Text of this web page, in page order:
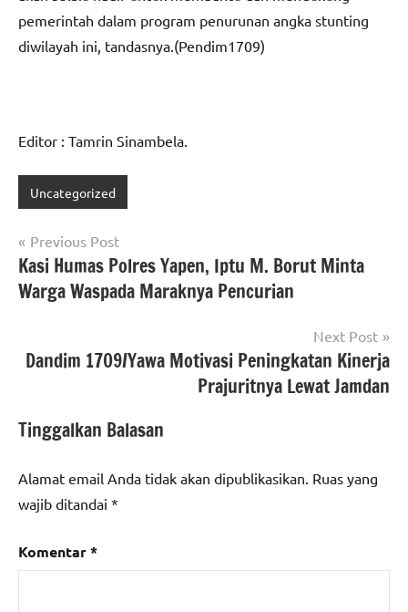
pemerintah dalam program penurunan angka stunting
diwilayah ini, tandasnya.(Pendim1709)
Editor : Tamrin Sinambela.
Uncategorized
Navigasi
pos
Previous Post
Kasi Humas Polres Yapen, Iptu M. Borut Minta
Warga Waspada Maraknya Pencurian
Next Post
Dandim 1709/Yawa Motivasi Peningkatan Kinerja
Prajuritnya Lewat Jamdan
Tinggalkan Balasan
Alamat email Anda tidak akan dipublikasikan. Ruas yang
wajib ditandai *
Komentar*